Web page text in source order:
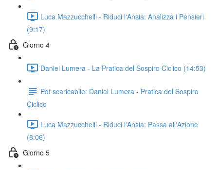
Luca Mazzucchelli - Riduci l'Ansia: Analizza i Pensieri
(9:17)
Giorno 4
Daniel Lumera - La Pratica del Sospiro Ciclico (14:53)
Pdf scaricabile: Daniel Lumera - Pratica del Sospiro
Ciclico
Luca Mazzucchelli - Riduci l'Ansia: Passa all'Azione
(8:06)
Giorno 5